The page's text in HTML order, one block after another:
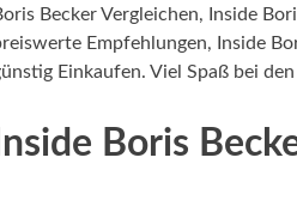
Becker Vergleichen, Inside
Empfehlungen, Inside
Einkaufen. Viel Spaß bei
Inside Boris